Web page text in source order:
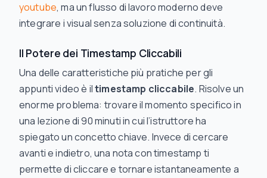
youtube, ma un flusso di lavoro moderno deve
integrare i visual senza soluzione di continuità.
Il Potere dei Timestamp Cliccabili
Una delle caratteristiche più pratiche per gli
appunti video è iltimestamp cliccabile. Risolve un
enorme problema: trovare il momento specifico in
una lezione di 90 minuti in cui l’istruttore ha
spiegato un concetto chiave. Invece di cercare
avanti e indietro, una nota con timestamp ti
permette di cliccare e tornare istantaneamente a